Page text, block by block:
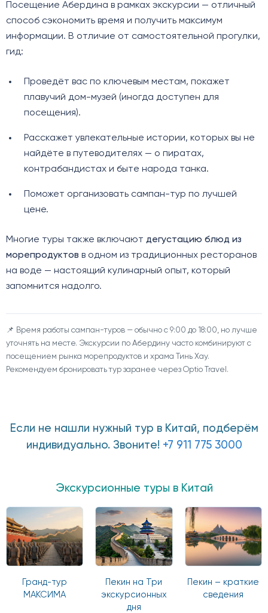
Посещение Абердина в рамках экскурсии — отличный
способ сэкономить время и получить максимум
информации. В отличие от самостоятельной прогулки,
гид:
Проведёт вас по ключевым местам, покажет
плавучий дом-музей (иногда доступен для
посещения).
Расскажет увлекательные истории, которых вы не
найдёте в путеводителях — о пиратах,
контрабандистах и быте народа танка.
Поможет организовать сампан-тур по лучшей
цене.
Многие туры также включают дегустацию блюд из
морепродуктов в одном из традиционных ресторанов
на воде — настоящий кулинарный опыт, который
запомнится надолго.
📌 Время работы сампан-туров — обычно с 9:00 до 18:00, но лучше
уточнять на месте. Экскурсии по Абердину часто комбинируют с
посещением рынка морепродуктов и храма Тинь Хау.
Рекомендуем бронировать тур заранее через Optio Travel.
Если не нашли нужный тур в Китай, подберём
индивидуально. Звоните! +7 911 775 3000
Экскурсионные туры в Китай
Гранд-тур
МАКСИМА
Пекин на Три
экскурсионных
дня
Пекин – краткие
сведения